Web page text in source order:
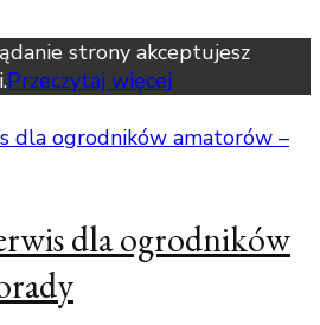
strony akceptujesz
Przeczytaj więcej
dla ogrodników